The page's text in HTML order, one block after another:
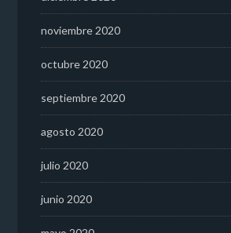
noviembre 2020
octubre 2020
septiembre 2020
agosto 2020
julio 2020
junio 2020